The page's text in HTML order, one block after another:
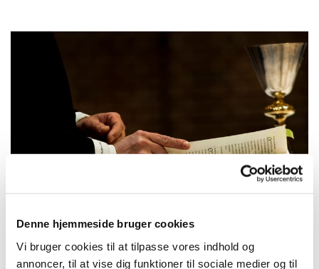
Denne hjemmeside bruger cookies
Vi bruger cookies til at tilpasse vores indhold og
annoncer, til at vise dig funktioner til sociale medier og til
© null